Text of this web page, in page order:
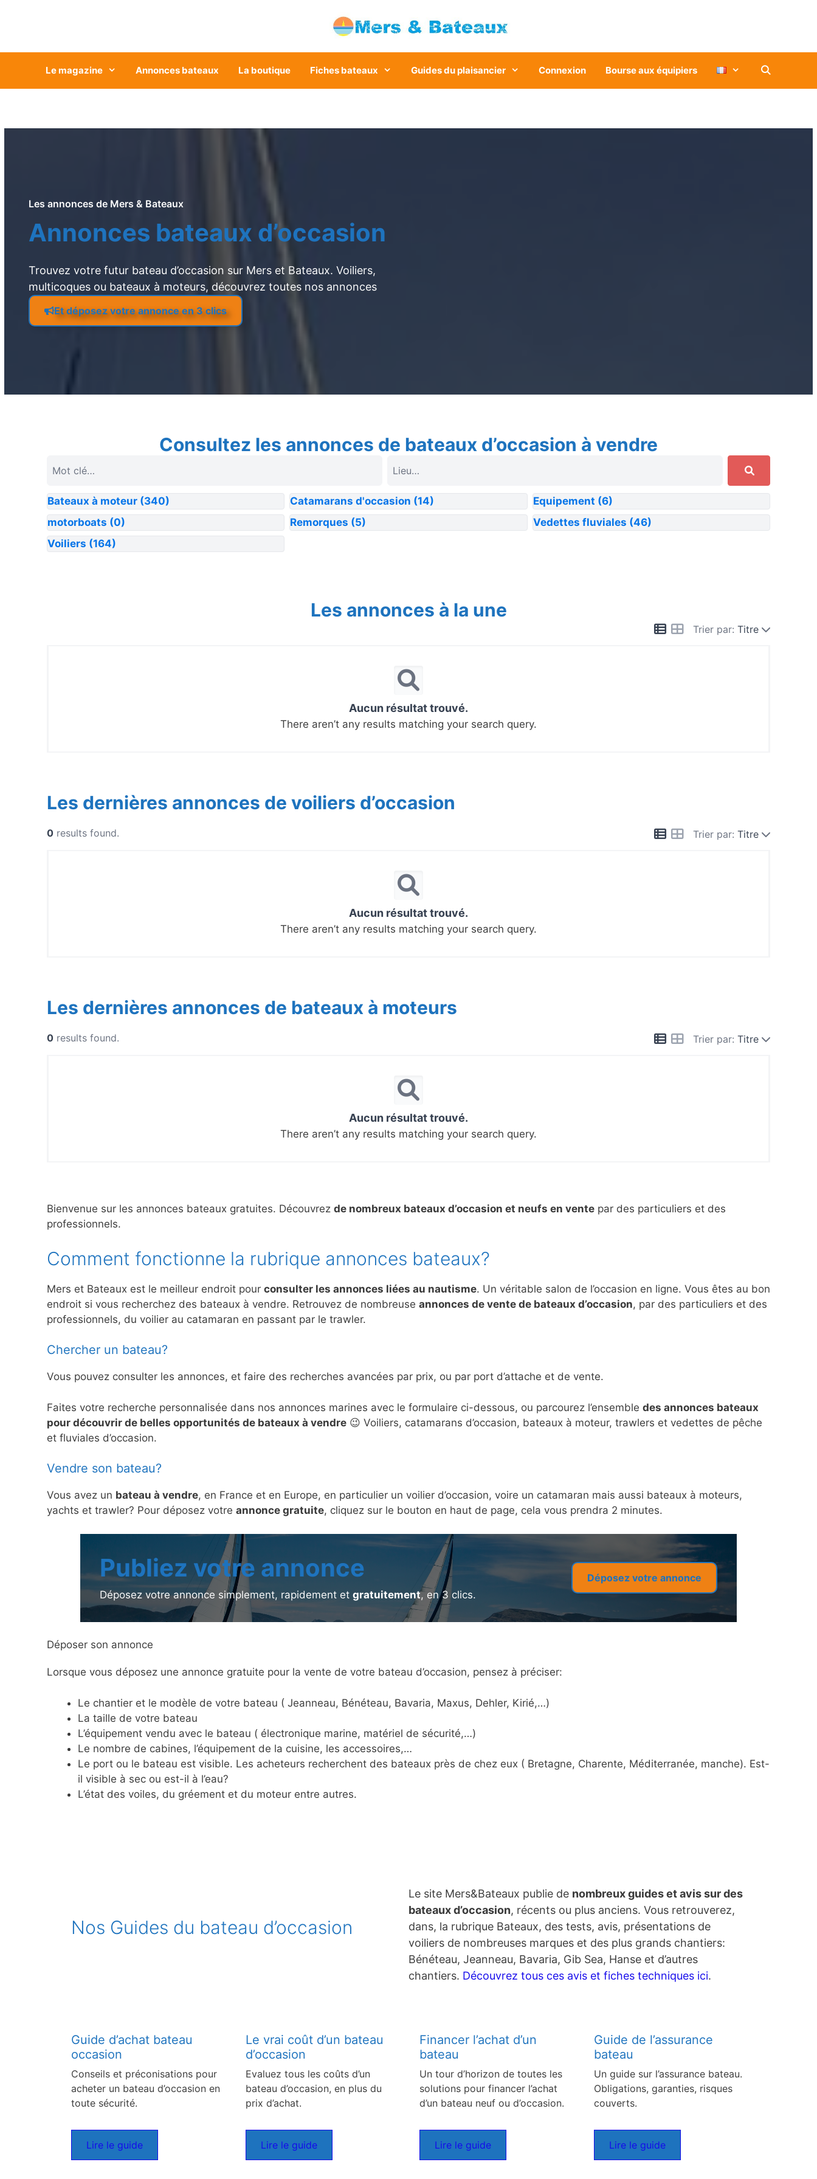
Le magazine Annonces bateaux La boutique Fiches bateaux Guides du plaisancier Connexion Bourse aux équipiers
Les annonces de Mers & Bateaux
Annonces bateaux d’occasion
Trouvez votre futur bateau d’occasion sur Mers et Bateaux. Voiliers,
multicoques ou bateaux à moteurs, découvrez toutes nos annonces
Et déposez votre annonce en 3 clics
Consultez les annonces de bateaux d’occasion à vendre
Bateaux à moteur (340) Catamarans d'occasion (14) Equipement (6)
motorboats (0) Remorques (5) Vedettes fluviales (46)
Voiliers (164)
Les annonces à la une
Trier par: Titre
Aucun résultat trouvé.
There aren’t any results matching your search query.
Les dernières annonces de voiliers d’occasion
Trier par: Titre
0 results found.
Aucun résultat trouvé.
There aren’t any results matching your search query.
Les dernières annonces de bateaux à moteurs
Trier par: Titre
0 results found.
Aucun résultat trouvé.
There aren’t any results matching your search query.
Bienvenue sur les annonces bateaux gratuites. Découvrez de nombreux bateaux d’occasion et neufs en vente par des particuliers et des
professionnels.
Comment fonctionne la rubrique annonces bateaux?
Mers et Bateaux est le meilleur endroit pour consulter les annonces liées au nautisme. Un véritable salon de l’occasion en ligne. Vous êtes au bon
endroit si vous recherchez des bateaux à vendre. Retrouvez de nombreuse annonces de vente de bateaux d’occasion, par des particuliers et des
professionnels, du voilier au catamaran en passant par le trawler.
Chercher un bateau?
Vous pouvez consulter les annonces, et faire des recherches avancées par prix, ou par port d’attache et de vente.
Faites votre recherche personnalisée dans nos annonces marines avec le formulaire ci-dessous, ou parcourez l’ensemble des annonces bateaux
pour découvrir de belles opportunités de bateaux à vendre 😉 Voiliers, catamarans d’occasion, bateaux à moteur, trawlers et vedettes de pêche
et fluviales d’occasion.
Vendre son bateau?
Vous avez un bateau à vendre, en France et en Europe, en particulier un voilier d’occasion, voire un catamaran mais aussi bateaux à moteurs,
yachts et trawler? Pour déposez votre annonce gratuite, cliquez sur le bouton en haut de page, cela vous prendra 2 minutes.
Publiez votre annonce
Déposez votre annonce simplement, rapidement et gratuitement, en 3 clics.
Déposez votre annonce
Déposer son annonce
Lorsque vous déposez une annonce gratuite pour la vente de votre bateau d’occasion, pensez à préciser:
Le chantier et le modèle de votre bateau ( Jeanneau, Bénéteau, Bavaria, Maxus, Dehler, Kirié,…)
La taille de votre bateau
L’équipement vendu avec le bateau ( électronique marine, matériel de sécurité,…)
Le nombre de cabines, l’équipement de la cuisine, les accessoires,…
Le port ou le bateau est visible. Les acheteurs recherchent des bateaux près de chez eux ( Bretagne, Charente, Méditerranée, manche). Est-
il visible à sec ou est-il à l’eau?
L’état des voiles, du gréement et du moteur entre autres.
Nos Guides du bateau d’occasion
Le site Mers&Bateaux publie de nombreux guides et avis sur des
bateaux d’occasion, récents ou plus anciens. Vous retrouverez,
dans, la rubrique Bateaux, des tests, avis, présentations de
voiliers de nombreuses marques et des plus grands chantiers:
Bénéteau, Jeanneau, Bavaria, Gib Sea, Hanse et d’autres
chantiers. Découvrez tous ces avis et fiches techniques ici.
Guide d’achat bateau
occasion
Conseils et préconisations pour
acheter un bateau d’occasion en
toute sécurité.
Lire le guide
Le vrai coût d’un bateau
d’occasion
Evaluez tous les coûts d’un
bateau d’occasion, en plus du
prix d’achat.
Lire le guide
Financer l’achat d’un
bateau
Un tour d’horizon de toutes les
solutions pour financer l’achat
d’un bateau neuf ou d’occasion.
Lire le guide
Guide de l’assurance
bateau
Un guide sur l’assurance bateau.
Obligations, garanties, risques
couverts.
Lire le guide